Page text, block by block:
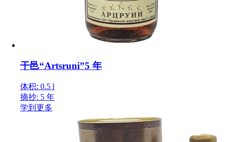
干邑“Artsruni”5 年
体积: 0.5 l
摘抄: 5 年
学到更多